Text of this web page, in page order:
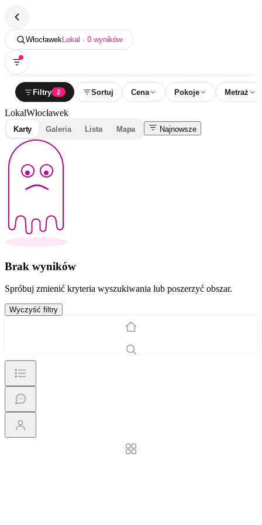
WłocławekLokal · 0 wyników
Filtry 2 Sortuj Cena Pokoje Metraż
LokalWłocławek
Karty Galeria Lista Mapa Najnowsze
Brak wyników
Spróbuj zmienić kryteria wyszukiwania lub poszerzyć obszar.
Wyczyść filtry